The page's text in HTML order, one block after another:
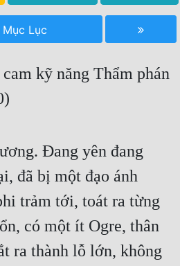
Mục Lục
kỹ năng Thẩm phán
Đang yên đang
đã bị một đạo ánh
trảm tới, toát ra từng
có một ít Ogre, thân
ra thành lỗ lớn, không